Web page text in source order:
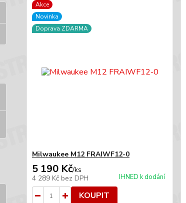
Akce
Novinka
Doprava ZDARMA
Milwaukee M12 FRAIWF12-0
5 190 Kč/ks
4 289 Kč bez DPH IHNED k dodání
KOUPIT